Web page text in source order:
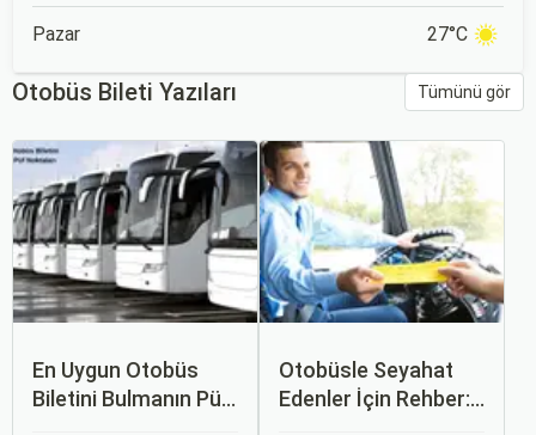
Pazar 27°C
Otobüs Bileti Yazıları Tümünü gör
En Uygun Otobüs
Biletini Bulmanın Püf
Otobüsle Seyahat
Edenler İçin Rehber: